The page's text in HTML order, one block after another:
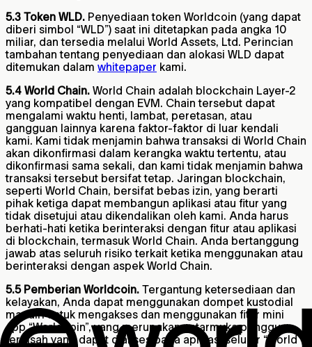
5.3 Token WLD. Penyediaan token Worldcoin (yang dapat
diberi simbol “WLD”) saat ini ditetapkan pada angka 10
miliar, dan tersedia melalui World Assets, Ltd. Perincian
tambahan tentang penyediaan dan alokasi WLD dapat
ditemukan dalam whitepaper kami.
5.4 World Chain. World Chain adalah blockchain Layer-2
yang kompatibel dengan EVM. Chain tersebut dapat
mengalami waktu henti, lambat, peretasan, atau
gangguan lainnya karena faktor-faktor di luar kendali
kami. Kami tidak menjamin bahwa transaksi di World Chain
akan dikonfirmasi dalam kerangka waktu tertentu, atau
dikonfirmasi sama sekali, dan kami tidak menjamin bahwa
transaksi tersebut bersifat tetap. Jaringan blockchain,
seperti World Chain, bersifat bebas izin, yang berarti
pihak ketiga dapat membangun aplikasi atau fitur yang
tidak disetujui atau dikendalikan oleh kami. Anda harus
berhati-hati ketika berinteraksi dengan fitur atau aplikasi
di blockchain, termasuk World Chain. Anda bertanggung
jawab atas seluruh risiko terkait ketika menggunakan atau
berinteraksi dengan aspek World Chain.
5.5 Pemberian Worldcoin. Tergantung ketersediaan dan
kelayakan, Anda dapat menggunakan dompet kustodial
mandiri untuk mengakses dan menggunakan fitur mini
app “Worldcoin”, yang merupakan antarmuka pengguna
terpisah yang dapat diakses pada aplikasi seluler “World